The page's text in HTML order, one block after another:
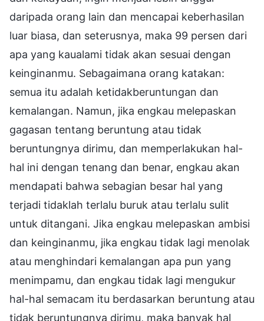
daripada orang lain dan mencapai keberhasilan
luar biasa, dan seterusnya, maka 99 persen dari
apa yang kaualami tidak akan sesuai dengan
keinginanmu. Sebagaimana orang katakan:
semua itu adalah ketidakberuntungan dan
kemalangan. Namun, jika engkau melepaskan
gagasan tentang beruntung atau tidak
beruntungnya dirimu, dan memperlakukan hal-
hal ini dengan tenang dan benar, engkau akan
mendapati bahwa sebagian besar hal yang
terjadi tidaklah terlalu buruk atau terlalu sulit
untuk ditangani. Jika engkau melepaskan ambisi
dan keinginanmu, jika engkau tidak lagi menolak
atau menghindari kemalangan apa pun yang
menimpamu, dan engkau tidak lagi mengukur
hal-hal semacam itu berdasarkan beruntung atau
tidak beruntungnya dirimu, maka banyak hal